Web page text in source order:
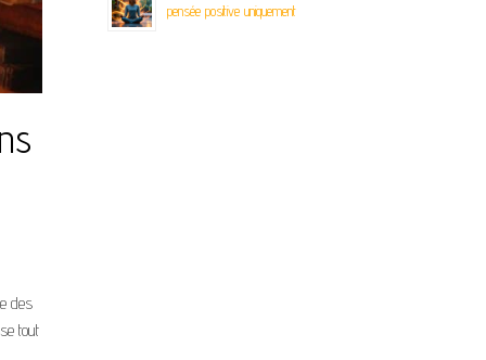
des
tout
pensée positive uniquement